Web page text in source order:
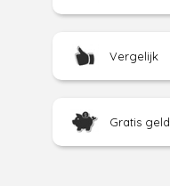
Vergelijk
Gratis geld